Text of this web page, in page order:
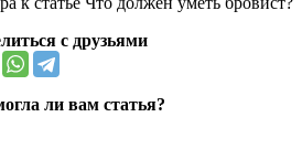
с друзьями
ли вам статья?